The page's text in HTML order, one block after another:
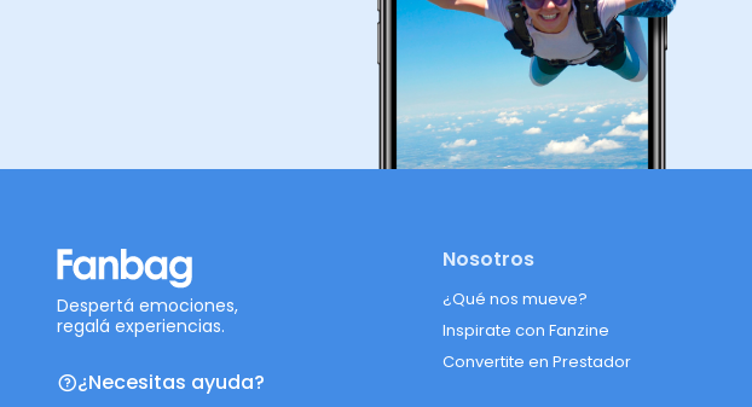
Despertá emociones,
regalá experiencias.
¿Necesitas ayuda?
Nosotros
¿Qué nos mueve?
Inspirate con Fanzine
Convertite en Prestador